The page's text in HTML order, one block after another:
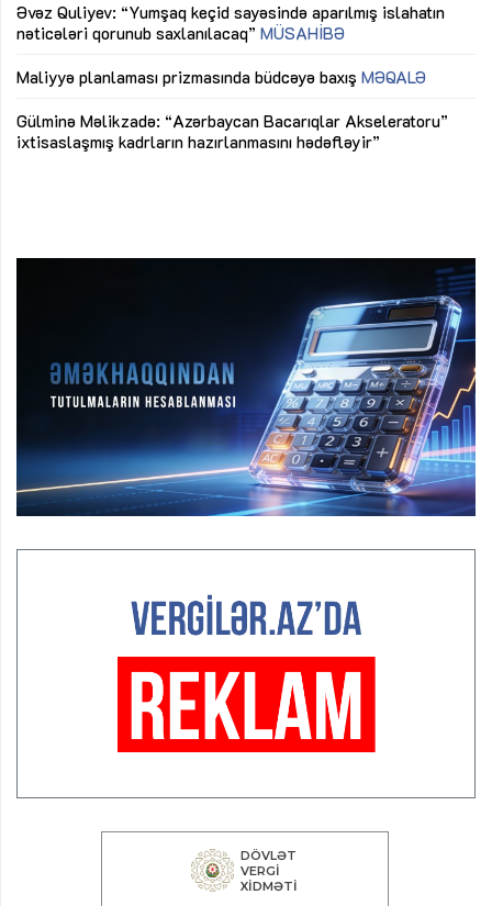
Əvəz Quliyev: “Yumşaq keçid sayəsində aparılmış islahatın
nəticələri qorunub saxlanılacaq” MÜSAHİBƏ
Maliyyə planlaması prizmasında büdcəyə baxış MƏQALƏ
Gülminə Məlikzadə: “Azərbaycan Bacarıqlar Akseleratoru”
ixtisaslaşmış kadrların hazırlanmasını hədəfləyir”